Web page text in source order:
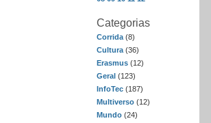
Categorias
Corrida (8)
Cultura (36)
Erasmus (12)
Geral (123)
InfoTec (187)
Multiverso (12)
Mundo (24)